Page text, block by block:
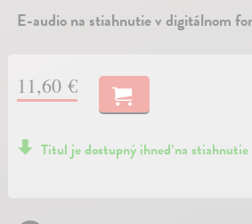
E-audio na stiahnutie v digitálnom
11,60 €
Titul je dostupný ihneď na stiahnutie